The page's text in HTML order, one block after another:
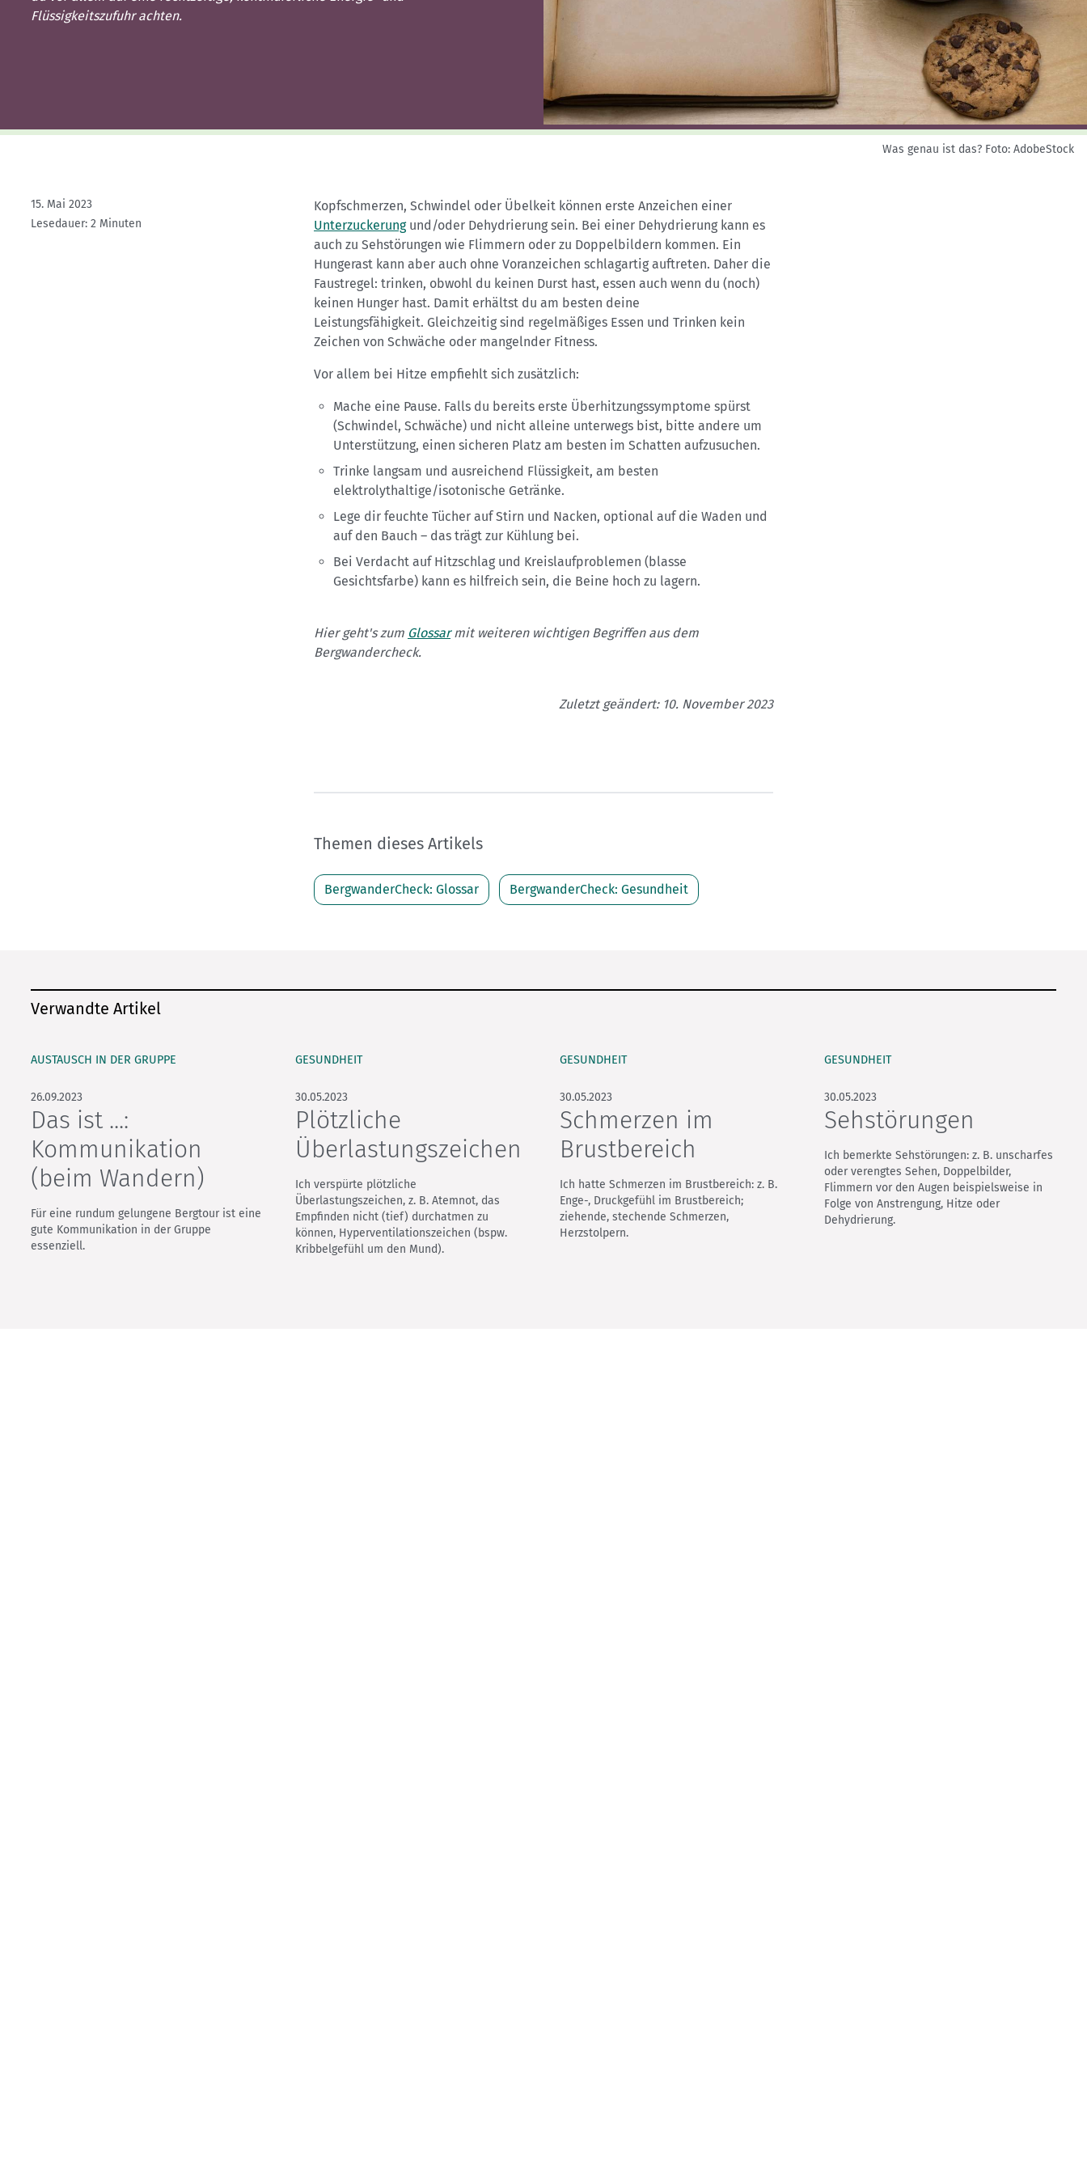
Wandern und Bergsteigen
Wettkampfklettern
Flüssigkeitszufuhr achten.
Was genau ist das? Foto: AdobeStock
15. Mai 2023
Lesedauer: 2 Minuten
Kopfschmerzen, Schwindel oder Übelkeit können erste Anzeichen einer
Unterzuckerungund/oder Dehydrierung sein. Bei einer Dehydrierung kann es
auch zu Sehstörungen wie Flimmern oder zu Doppelbildern kommen. Ein
Hungerast kann aber auch ohne Voranzeichen schlagartig auftreten. Daher die
Faustregel: trinken, obwohl du keinen Durst hast, essen auch wenn du (noch)
keinen Hunger hast. Damit erhältst du am besten deine
Leistungsfähigkeit. Gleichzeitig sind regelmäßiges Essen und Trinken kein
Zeichen von Schwäche oder mangelnder Fitness.
Vor allem bei Hitze empfiehlt sich zusätzlich:
Mache eine Pause. Falls du bereits erste Überhitzungssymptome spürst
(Schwindel, Schwäche) und nicht alleine unterwegs bist, bitte andere um
Unterstützung, einen sicheren Platz am besten im Schatten aufzusuchen.
Trinke langsam und ausreichend Flüssigkeit, am besten
elektrolythaltige/isotonische Getränke.
Lege dir feuchte Tücher auf Stirn und Nacken, optional auf die Waden und
auf den Bauch – das trägt zur Kühlung bei.
Bei Verdacht auf Hitzschlag und Kreislaufproblemen (blasse
Gesichtsfarbe) kann es hilfreich sein, die Beine hoch zu lagern.
Hier geht's zum Glossarmit weiteren wichtigen Begriffen aus dem
Bergwandercheck.
Zuletzt geändert: 10. November 2023
Themen dieses Artikels
BergwanderCheck: Glossar BergwanderCheck: Gesundheit
Verwandte Artikel
AUSTAUSCH IN DER GRUPPE
26.09.2023
Das ist ...:
Kommunikation
(beim Wandern)
Für eine rundum gelungene Bergtour ist eine
gute Kommunikation in der Gruppe
essenziell.
GESUNDHEIT
30.05.2023
Plötzliche
Überlastungs­zeichen
Ich verspürte plötzliche
Überlastungszeichen, z. B. Atemnot, das
Empfinden nicht (tief) durchatmen zu
können, Hyperventilationszeichen (bspw.
Kribbelgefühl um den Mund).
GESUNDHEIT
30.05.2023
Schmerzen im
Brustbereich
Ich hatte Schmerzen im Brustbereich: z. B.
Enge-, Druckgefühl im Brustbereich;
ziehende, stechende Schmerzen,
Herzstolpern.
GESUNDHEIT
30.05.2023
Sehstörungen
Ich bemerkte Sehstörungen: z. B. unscharfes
oder verengtes Sehen, Doppelbilder,
Flimmern vor den Augen beispielsweise in
Folge von Anstrengung, Hitze oder
Dehydrierung.